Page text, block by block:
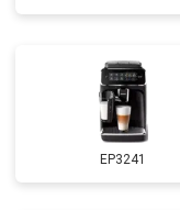
EP3241